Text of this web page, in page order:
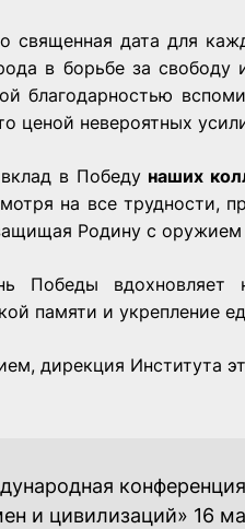
священная дата для
в борьбе за
благодарностью
ценой невероятных
в Победу наших
на все трудности,
Родину с оружием
Победы
памяти и укрепление
дирекция Института
и цивилизаций» 16